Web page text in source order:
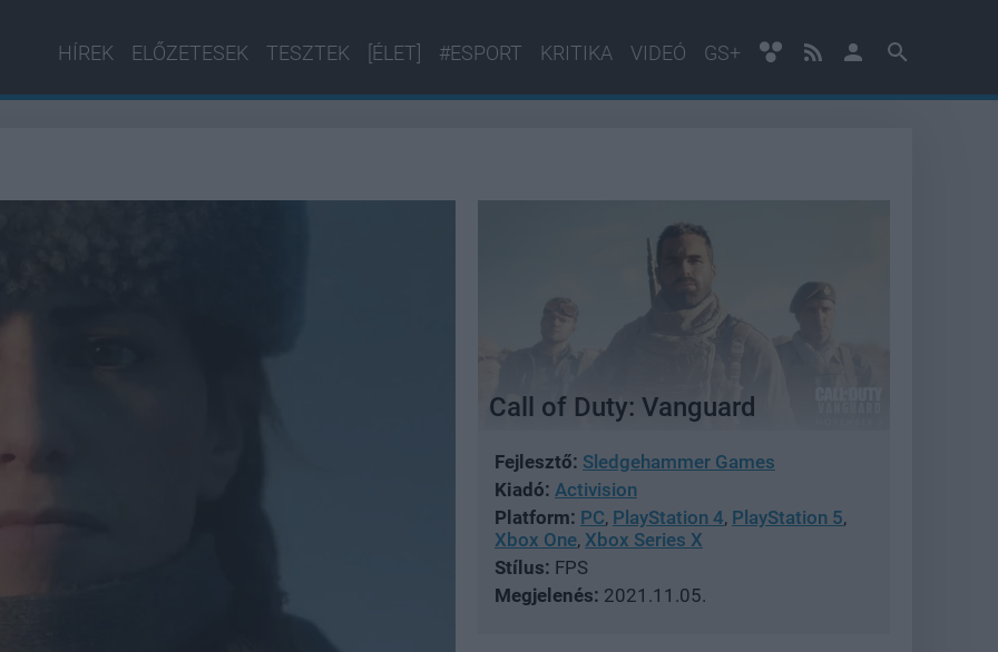
HÍREK ELŐZETESEK TESZTEK [ÉLET] #ESPORT KRITIKA VIDEÓ GS+
Call of Duty: Vanguard
Fejlesztő: Sledgehammer Games
Kiadó: Activision
Platform: PC, PlayStation 4, PlayStation 5,
Xbox One, Xbox Series X
Stílus: FPS
Megjelenés: 2021.11.05.